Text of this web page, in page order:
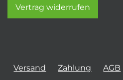
Vertrag widerrufen
Versand Zahlung AGB